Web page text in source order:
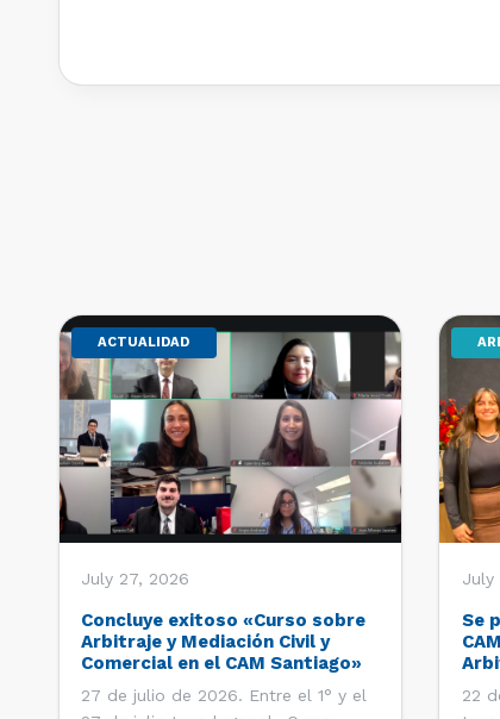
ACTUALIDAD
July 27, 2026
Concluye exitoso «Curso sobre
Arbitraje y Mediación Civil y
Comercial en el CAM Santiago»
27 de julio de 2026. Entre el 1° y el
July
Se
22